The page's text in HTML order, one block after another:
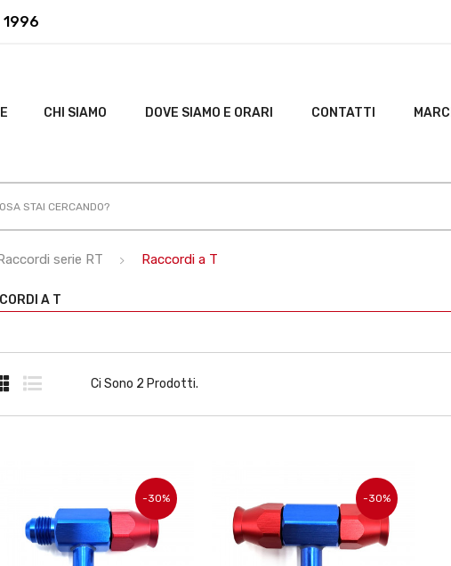
CHI SIAMO DOVE SIAMO E ORARI CONTATTI
serie RT Raccordi a T
A T
Ci Sono 2 Prodotti.
-30% -30%